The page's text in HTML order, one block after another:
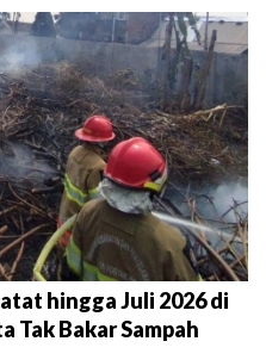
hingga Juli 2026 di
Tak Bakar Sampah